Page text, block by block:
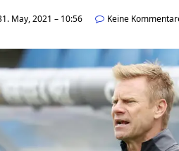
May, 2021 – 10:56 Keine